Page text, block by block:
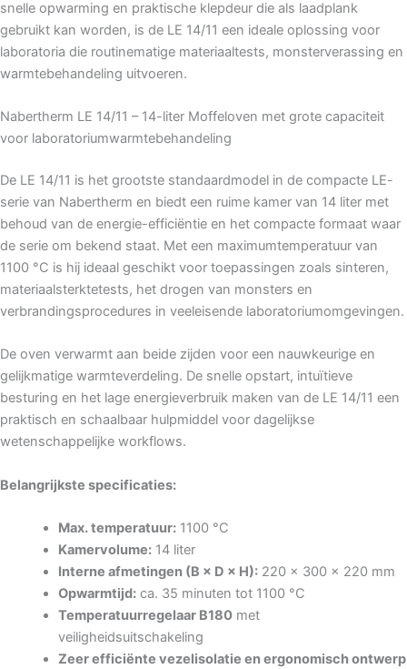
snelle opwarming en praktische klepdeur die als laadplank
gebruikt kan worden, is de LE 14/11 een ideale oplossing voor
laboratoria die routinematige materiaaltests, monsterverassing en
warmtebehandeling uitvoeren.
Nabertherm LE 14/11 – 14-liter Moffeloven met grote capaciteit
voor laboratoriumwarmtebehandeling
De LE 14/11 is het grootste standaardmodel in de compacte LE-
serie van Nabertherm en biedt een ruime kamer van 14 liter met
behoud van de energie-efficiëntie en het compacte formaat waar
de serie om bekend staat. Met een maximumtemperatuur van
1100 °C is hij ideaal geschikt voor toepassingen zoals sinteren,
materiaalsterktetests, het drogen van monsters en
verbrandingsprocedures in veeleisende laboratoriumomgevingen.
De oven verwarmt aan beide zijden voor een nauwkeurige en
gelijkmatige warmteverdeling. De snelle opstart, intuïtieve
besturing en het lage energieverbruik maken van de LE 14/11 een
praktisch en schaalbaar hulpmiddel voor dagelijkse
wetenschappelijke workflows.
Belangrijkste specificaties:
Max. temperatuur:1100 °C
Kamervolume:14 liter
Interne afmetingen (B × D × H):220 × 300 × 220 mm
Opwarmtijd:ca. 35 minuten tot 1100 °C
Temperatuurregelaar B180met
veiligheidsuitschakeling
Zeer efficiënte vezelisolatie en ergonomisch ontwerp